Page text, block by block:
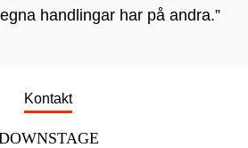
handlingar har på andra.”
Kontakt